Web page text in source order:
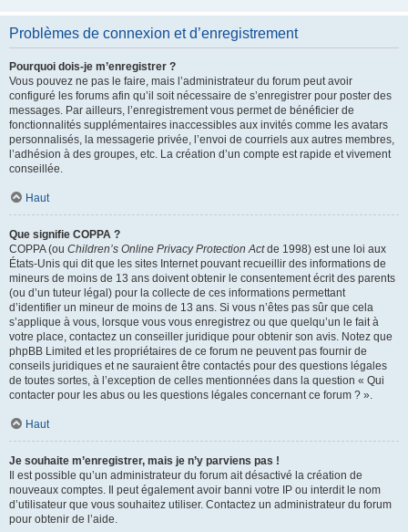
Problèmes de connexion et d’enregistrement
Pourquoi dois-je m’enregistrer ?
Vous pouvez ne pas le faire, mais l’administrateur du forum peut avoir
configuré les forums afin qu’il soit nécessaire de s’enregistrer pour poster des
messages. Par ailleurs, l’enregistrement vous permet de bénéficier de
fonctionnalités supplémentaires inaccessibles aux invités comme les avatars
personnalisés, la messagerie privée, l’envoi de courriels aux autres membres,
l’adhésion à des groupes, etc. La création d’un compte est rapide et vivement
conseillée.
Haut
Que signifie COPPA ?
COPPA (ou Children’s Online Privacy Protection Actde 1998) est une loi aux
États-Unis qui dit que les sites Internet pouvant recueillir des informations de
mineurs de moins de 13 ans doivent obtenir le consentement écrit des parents
(ou d’un tuteur légal) pour la collecte de ces informations permettant
d’identifier un mineur de moins de 13 ans. Si vous n’êtes pas sûr que cela
s’applique à vous, lorsque vous vous enregistrez ou que quelqu’un le fait à
votre place, contactez un conseiller juridique pour obtenir son avis. Notez que
phpBB Limited et les propriétaires de ce forum ne peuvent pas fournir de
conseils juridiques et ne sauraient être contactés pour des questions légales
de toutes sortes, à l’exception de celles mentionnées dans la question « Qui
contacter pour les abus ou les questions légales concernant ce forum ? ».
Haut
Je souhaite m’enregistrer, mais je n’y parviens pas !
Il est possible qu’un administrateur du forum ait désactivé la création de
nouveaux comptes. Il peut également avoir banni votre IP ou interdit le nom
d’utilisateur que vous souhaitez utiliser. Contactez un administrateur du forum
pour obtenir de l’aide.